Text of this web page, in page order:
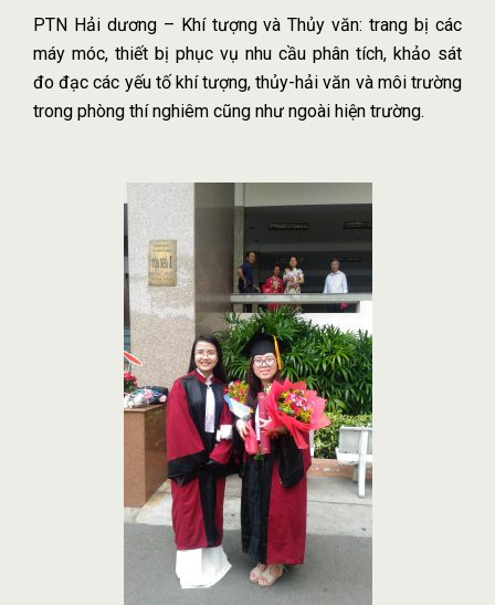
PTN Hải dương – Khí tượng và Thủy văn: trang bị các
máy móc, thiết bị phục vụ nhu cầu phân tích, khảo sát
đo đạc các yếu tố khí tượng, thủy-hải văn và môi trường
trong phòng thí nghiêm cũng như ngoài hiện trường.